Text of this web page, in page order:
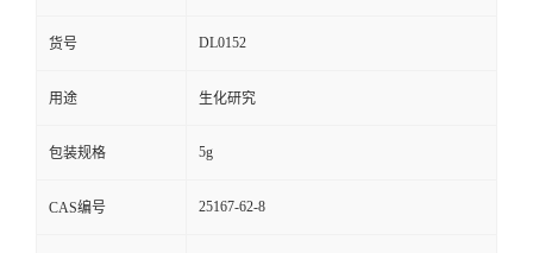
货号 DL0152
用途 生化研究
包装规格 5g
CAS编号 25167-62-8